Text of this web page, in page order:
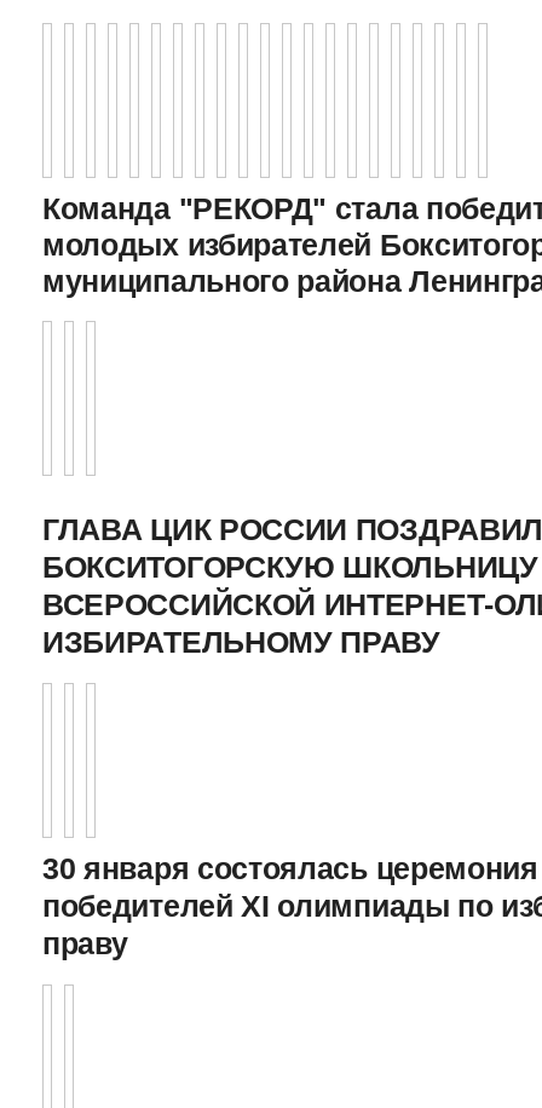
Команда "РЕКОРД" стала
молодых избирателей
муниципального района
ГЛАВА ЦИК РОССИИ
БОКСИТОГОРСКУЮ
ВСЕРОССИЙСКОЙ ИНТЕРНЕТ-
ИЗБИРАТЕЛЬНОМУ ПРАВУ
30 января состоялась
победителей XI олимпиады по
праву